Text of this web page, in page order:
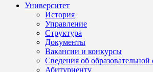
Университет
История
Управление
Структура
Документы
Вакансии и конкурсы
Сведения об образовательной
Абитуриенту